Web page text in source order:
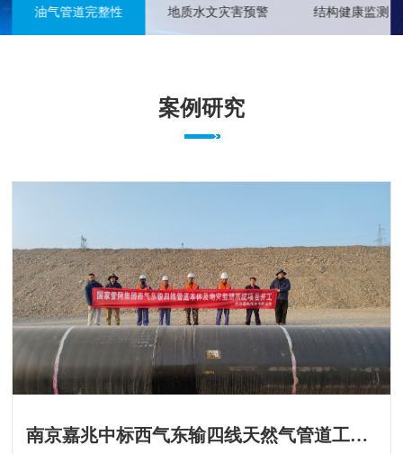
油气管道完整性 地质水文灾害预警 结构健康监测
案例研究
南京嘉兆中标西气东输四线天然气管道工程（吐鲁番—中卫）管道本体及地灾监测系统项目